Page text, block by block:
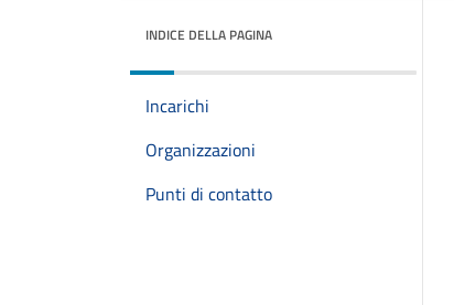
INDICE DELLA PAGINA
Incarichi
Organizzazioni
Punti di contatto